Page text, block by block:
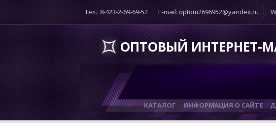
Тел.: 8-423-2-69-69-52 E-mail: optom2696952@yandex.ru
ОПТОВЫЙ ИНТЕРНЕТ-
КАТАЛОГ ИНФОРМАЦИЯ О САЙТЕ